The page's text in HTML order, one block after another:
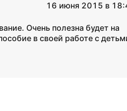
16 июня 2015 в
Очень полезна будет на
в своей работе с